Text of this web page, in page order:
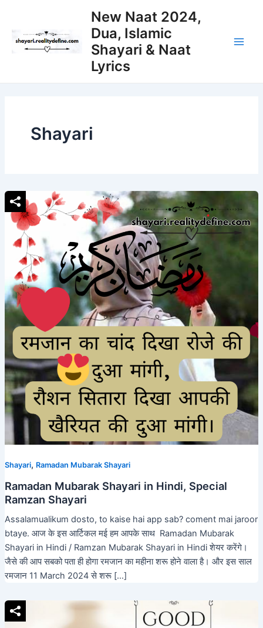
content
New Naat 2024,
Dua, Islamic
Shayari & Naat
Lyrics
Shayari
Shayari, Ramadan Mubarak Shayari
Ramadan Mubarak Shayari in Hindi, Special
Ramzan Shayari
Assalamualikum dosto, to kaise hai app sab? coment mai jaroor
btaye. आज के इस आर्टिकल मई हम आपके साथ Ramadan Mubarak
Shayari in Hindi / Ramzan Mubarak Shayari in Hindi शेयर करेंगे।
जैसे की आप सबको पता ही होगा रमजान का महीना शरू होने वाला है। और इस साल
रमजान 11 March 2024 से शरू […]